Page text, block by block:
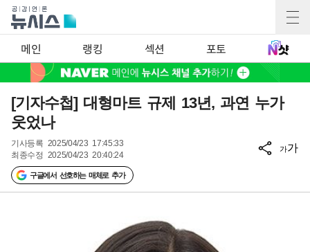
메인 랭킹 섹션 포토
[기자수첩] 대형마트 규제 13년, 과연 누가
웃었나
기사등록 2025/04/23 17:45:33
최종수정 2025/04/23 20:40:24
구글에서 선호하는 매체로 추가
가가